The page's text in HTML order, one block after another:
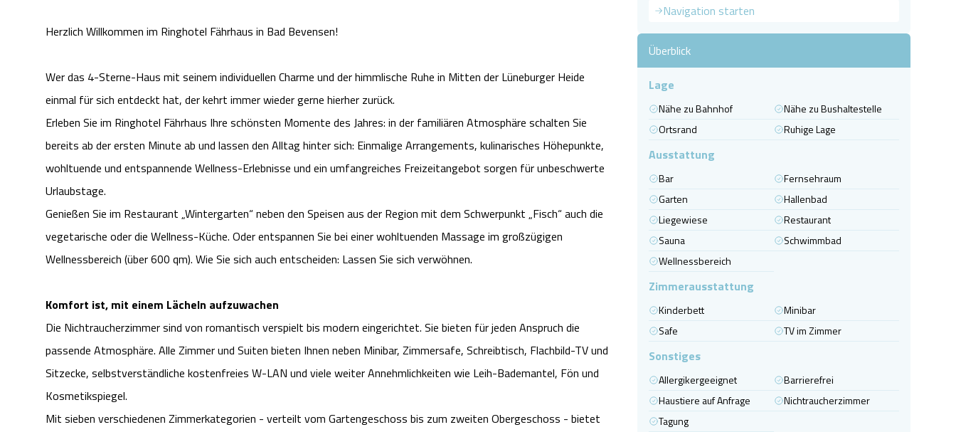
Herzlich Willkommen im Ringhotel Fährhaus in Bad Bevensen!
Wer das 4-Sterne-Haus mit seinem individuellen Charme und der himmlische Ruhe in Mitten der Lüneburger Heide
einmal für sich entdeckt hat, der kehrt immer wieder gerne hierher zurück.
Erleben Sie im Ringhotel Fährhaus Ihre schönsten Momente des Jahres: in der familiären Atmosphäre schalten Sie
bereits ab der ersten Minute ab und lassen den Alltag hinter sich: Einmalige Arrangements, kulinarisches Höhepunkte,
wohltuende und entspannende Wellness-Erlebnisse und ein umfangreiches Freizeitangebot sorgen für unbeschwerte
Urlaubstage.
Genießen Sie im Restaurant „Wintergarten“ neben den Speisen aus der Region mit dem Schwerpunkt „Fisch“ auch die
vegetarische oder die Wellness-Küche. Oder entspannen Sie bei einer wohltuenden Massage im großzügigen
Wellnessbereich (über 600 qm). Wie Sie sich auch entscheiden: Lassen Sie sich verwöhnen.
Komfort ist, mit einem Lächeln aufzuwachen
Die Nichtraucherzimmer sind von romantisch verspielt bis modern eingerichtet. Sie bieten für jeden Anspruch die
passende Atmosphäre. Alle Zimmer und Suiten bieten Ihnen neben Minibar, Zimmersafe, Schreibtisch, Flachbild-TV und
Sitzecke, selbstverständliche kostenfreies W-LAN und viele weiter Annehmlichkeiten wie Leih-Bademantel, Fön und
Kosmetikspiegel.
Mit sieben verschiedenen Zimmerkategorien - verteilt vom Gartengeschoss bis zum zweiten Obergeschoss - bietet
Navigation starten
Überblick
Lage
Nähe zu Bahnhof
Nähe zu Bushaltestelle
Ortsrand
Ruhige Lage
Ausstattung
Bar
Fernsehraum
Garten
Hallenbad
Liegewiese
Restaurant
Sauna
Schwimmbad
Wellnessbereich
Zimmerausstattung
Kinderbett
Minibar
Safe
TV im Zimmer
Sonstiges
Allergikergeeignet
Barrierefrei
Haustiere auf Anfrage
Nichtraucherzimmer
Tagung